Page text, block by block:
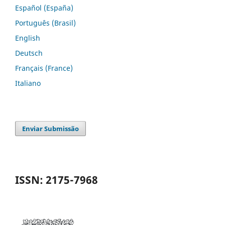
Español (España)
Português (Brasil)
English
Deutsch
Français (France)
Italiano
Enviar Submissão
ISSN: 2175-7968